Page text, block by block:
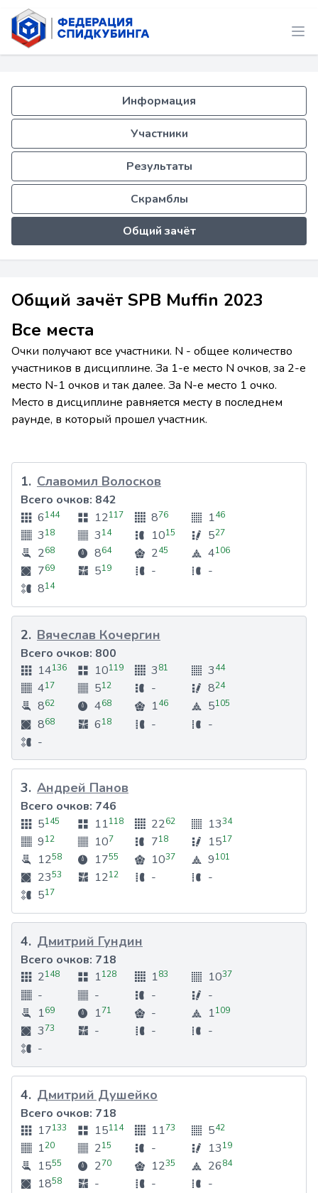
Информация
Участники
Результаты
Скрамблы
Общий зачёт
Общий зачёт SPB Muffin 2023
Все места
Очки получают все участники. N - общее количество
участников в дисциплине. За 1-е место N очков, за 2-е
место N-1 очков и так далее. За N-е место 1 очко.
Место в дисциплине равняется месту в последнем
раунде, в который прошел участник.
1. Славомил Волосков
Всего очков: 842
6144 12117 876 146
318 314 1015 527
268 864 245 4106
769 519 -
-
814
2. Вячеслав Кочергин
Всего очков: 800
14136 10119 381 344
417 512 - 824
862 468 146 5105
868 618 -
-
-
3. Андрей Панов
Всего очков: 746
5145 11118 2262 1334
912 107 718 1517
1258 1755 1037 9101
2353 1212 -
-
517
4. Дмитрий Гундин
Всего очков: 718
2148 1128 183 1037
- - -
-
169 171 - 1109
373 - -
-
-
4. Дмитрий Душейко
Всего очков: 718
17133 15114 1173 542
120 215 - 1319
1555 270 1235 2684
1858 - -
-